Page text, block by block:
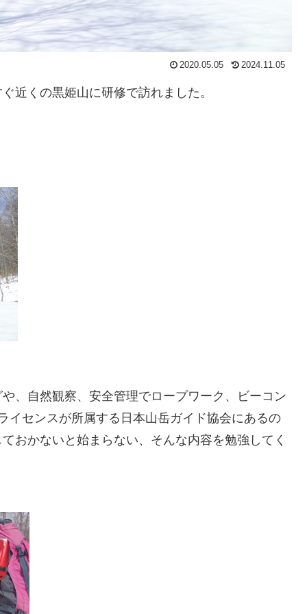
2020.05.05 2024.11.05
近くの黒姫山に研修で訪れました。
、自然観察、安全管理でロープワーク、ビーコン
イセンスが所属する日本山岳ガイド協会にあるの
おかないと始まらない、そんな内容を勉強してく